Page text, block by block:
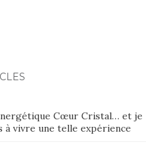
Cœur Cristal… et je
à vivre une telle expérience